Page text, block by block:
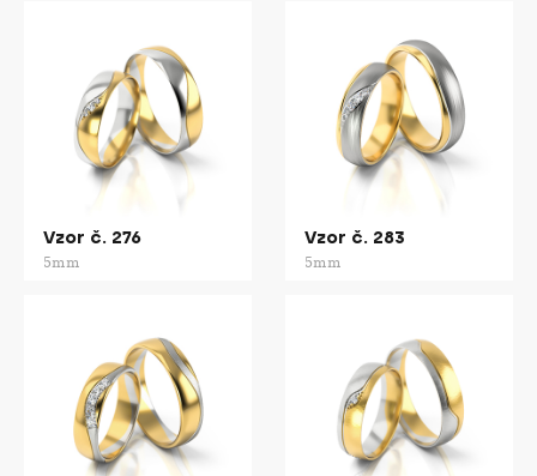
Vzor č. 276
5mm
Vzor č. 283
5mm